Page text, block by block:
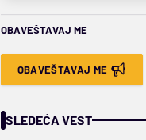
OBAVEŠTAVAJ ME
OBAVEŠTAVAJ ME
SLEDEĆA VEST